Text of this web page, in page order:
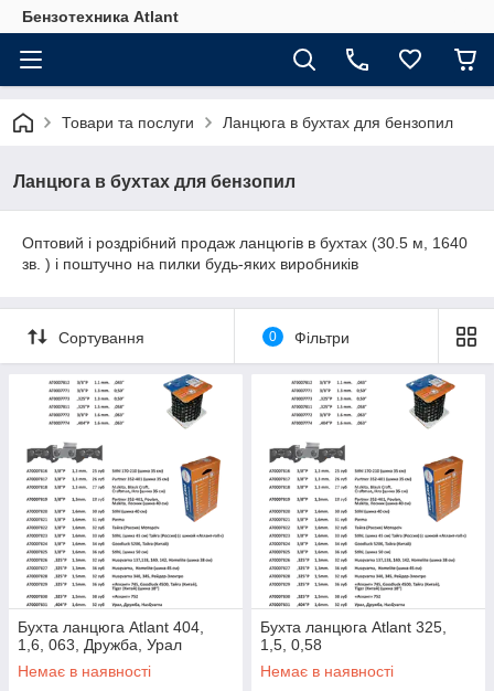
Бензотехника Atlant
Товари та послуги Ланцюга в бухтах для бензопил
Ланцюга в бухтах для бензопил
Оптовий і роздрібний продаж ланцюгів в бухтах (30.5 м, 1640
зв. ) і поштучно на пилки будь-яких виробників
Сортування 0 Фільтри
Бухта ланцюга Atlant 404,
1,6, 063, Дружба, Урал
Немає в наявності
Бухта ланцюга Atlant 325,
1,5, 0,58
Немає в наявності